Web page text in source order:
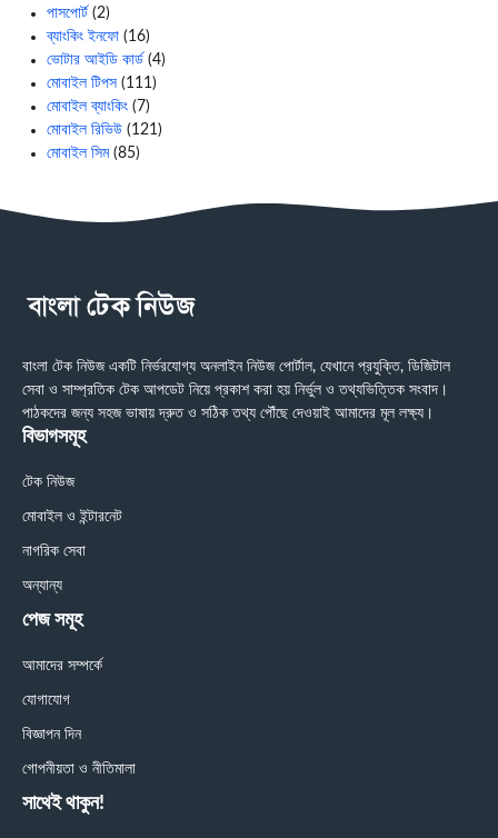
পাসপোর্ট (2)
ব্যাংকিং ইনফো (16)
ভোটার আইডি কার্ড (4)
মোবাইল টিপস (111)
মোবাইল ব্যাংকিং (7)
মোবাইল রিভিউ (121)
মোবাইল সিম(85)
বাংলা টেক নিউজ একটি নির্ভরযোগ্য অনলাইন নিউজ পোর্টাল, যেখানে প্রযুক্তি, ডিজিটাল
সেবা ও সাম্প্রতিক টেক আপডেট নিয়ে প্রকাশ করা হয় নির্ভুল ও তথ্যভিত্তিক সংবাদ।
পাঠকদের জন্য সহজ ভাষায় দ্রুত ও সঠিক তথ্য পৌঁছে দেওয়াই আমাদের মূল লক্ষ্য।
বিভাগসমূহ
টেক নিউজ
মোবাইল ও ইন্টারনেট
নাগরিক সেবা
অন্যান্য
পেজ সমূহ
আমাদের সম্পর্কে
যোগাযোগ
বিজ্ঞাপন দিন
গোপনীয়তা ও নীতিমালা
সাথেই থাকুন!